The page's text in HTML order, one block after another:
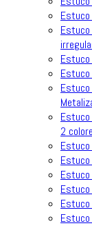
Estuco
Estuco
Estuco
Estuco
2
Estuco
Estuco
Estuco
Estuco
Estuco
Estuco